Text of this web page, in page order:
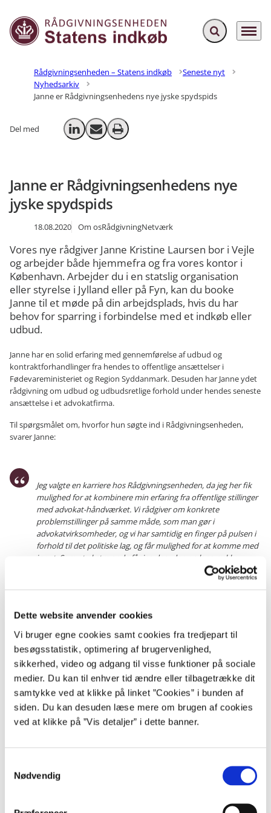
Dette website anvender cookies
Vi bruger egne cookies samt cookies fra tredjepart til
besøgsstatistik, optimering af brugervenlighed,
sikkerhed, video og adgang til visse funktioner på sociale
medier. Du kan til enhver tid ændre eller tilbagetrække dit
samtykke ved at klikke på linket ”Cookies” i bunden af
siden. Du kan desuden læse mere om brugen af cookies
ved at klikke på ”Vis detaljer” i dette banner.
Nødvendig
Gå til forsiden Fold søgefelt ud
Menu
Rådgivningsenheden – Statens indkøb
Seneste nyt
Nyhedsarkiv
Janne er Rådgivningsenhedens nye jyske spydspids
Del med Del på LinkedIn
Send email
Print
Janne er Rådgivningsenhedens nye
jyske spydspids
18.08.2020 Om osRådgivningNetværk
Vores nye rådgiver Janne Kristine Laursen bor i Vejle
og arbejder både hjemmefra og fra vores kontor i
København. Arbejder du i en statslig organisation
eller styrelse i Jylland eller på Fyn, kan du booke
Janne til et møde på din arbejdsplads, hvis du har
behov for sparring i forbindelse med et indkøb eller
udbud.
Janne har en solid erfaring med gennemførelse af udbud og
kontraktforhandlinger fra hendes to offentlige ansættelser i
Fødevareministeriet og Region Syddanmark. Desuden har Janne ydet
rådgivning om udbud og udbudsretlige forhold under hendes seneste
ansættelse i et advokatfirma.
Til spørgsmålet om, hvorfor hun søgte ind i Rådgivningsenheden,
svarer Janne:
Jeg valgte en karriere hos Rådgivningsenheden, da jeg her fik
mulighed for at kombinere min erfaring fra offentlige stillinger
med advokat-håndværket. Vi rådgiver om konkrete
problemstillinger på samme måde, som man gør i
advokatvirksomheder, og vi har samtidig en finger på pulsen i
forhold til det politiske lag, og får mulighed for at komme med
input. Som et ekstra gode får jeg desuden en lang række
dygtige og engagerede kolleger, der også synes, at arbejdet
med udbud og offentlige indkøb er sjovt og udfordrende.
Da Janne flere dage om ugen arbejder fra Vejle, har hun mulighed for
at afholde fysiske møder og facilitere et nyt netværk med statsansatte
Du kontakter Janne via vores kontaktmodel eller via hotlinen på 30 35
28 18.
Hvis du ønsker at deltage i et netværk for udbudsjurister vest for
Storebælt, kan du tilmelde dig via vores kontaktmodul.
Gratis rådgivning mandag til torsdag kl. 10.00-16.00.